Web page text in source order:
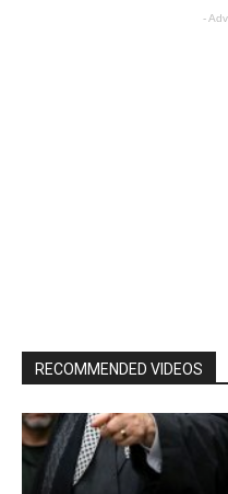
-
RECOMMENDED VIDEOS